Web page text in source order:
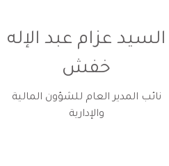
السيد عزام عبد الإله
خفش
نائب المدير العام للشؤون المالية
والإدارية